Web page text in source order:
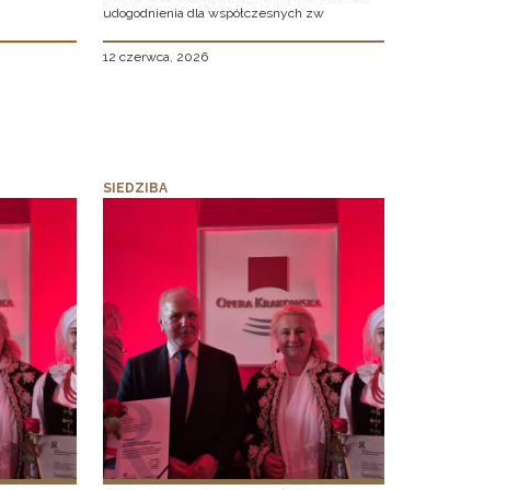
udogodnienia dla współczesnych zw
12 czerwca, 2026
SIEDZIBA